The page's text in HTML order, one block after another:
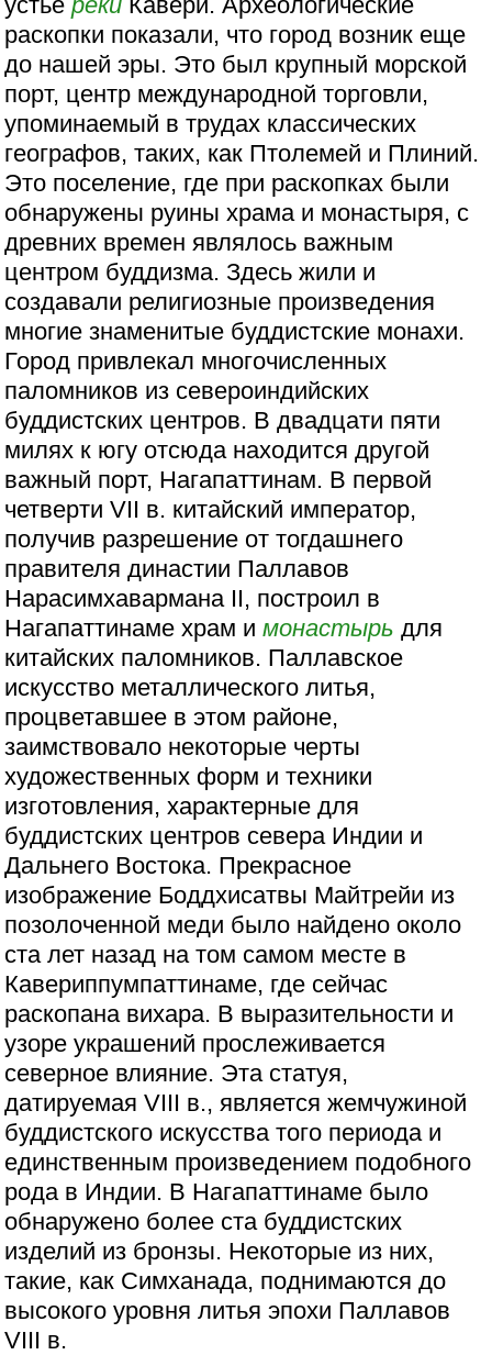
раскопки показали, что город возник еще
до нашей эры. Это был крупный морской
порт, центр международной торговли,
упоминаемый в трудах классических
географов, таких, как Птолемей и Плиний.
Это поселение, где при раскопках были
обнаружены руины храма и монастыря, с
древних времен являлось важным
центром буддизма. Здесь жили и
создавали религиозные произведения
многие знаменитые буддистские монахи.
Город привлекал многочисленных
паломников из североиндийских
буддистских центров. В двадцати пяти
милях к югу отсюда находится другой
важный порт, Нагапаттинам. В первой
четверти VII в. китайский император,
получив разрешение от тогдашнего
правителя династии Паллавов
Нарасимхавармана II, построил в
Нагапаттинаме храм имонастырь для
китайских паломников. Паллавское
искусство металлического литья,
процветавшее в этом районе,
заимствовало некоторые черты
художественных форм и техники
изготовления, характерные для
буддистских центров севера Индии и
Дальнего Востока. Прекрасное
изображение Боддхисатвы Майтрейи из
позолоченной меди было найдено около
ста лет назад на том самом месте в
Кавериппумпаттинаме, где сейчас
раскопана вихара. В выразительности и
узоре украшений прослеживается
северное влияние. Эта статуя,
датируемая VIII в., является жемчужиной
буддистского искусства того периода и
единственным произведением подобного
рода в Индии. В Нагапаттинаме было
обнаружено более ста буддистских
изделий из бронзы. Некоторые из них,
такие, как Симханада, поднимаются до
высокого уровня литья эпохи Паллавов
VIII в.